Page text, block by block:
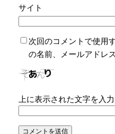
サイト
次回のコメントで使用
の名前、メールアドレ
上に表示された文字を入